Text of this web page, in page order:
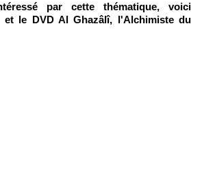
et le DVD Al Ghazâlî, l'Alchimiste du